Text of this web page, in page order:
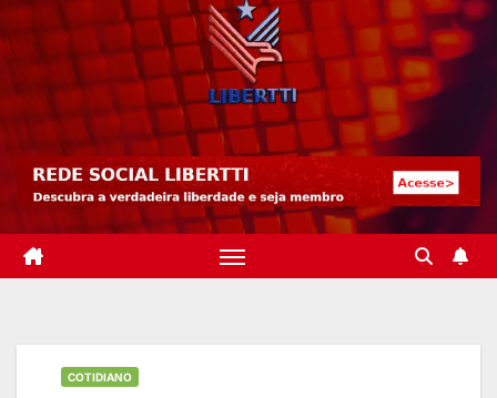
COTIDIANO